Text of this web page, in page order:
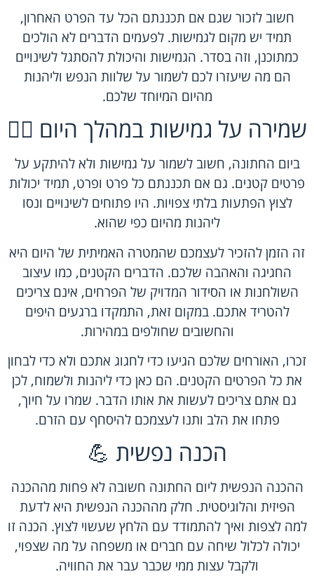
חשוב לזכור שגם אם תכננתם הכל עד הפרט האחרון,
תמיד יש מקום לגמישות. לפעמים הדברים לא הולכים
כמתוכנן, וזה בסדר. הגמישות והיכולת להסתגל לשינויים
הם מה שיעזרו לכם לשמור על שלוות הנפש וליהנות
מהיום המיוחד שלכם.
שמירה על גמישות במהלך היום 🤸‍♂️
ביום החתונה, חשוב לשמור על גמישות ולא להיתקע על
פרטים קטנים. גם אם תכננתם כל פרט ופרט, תמיד יכולות
לצוץ הפתעות בלתי צפויות. היו פתוחים לשינויים ונסו
ליהנות מהיום כפי שהוא.
זה הזמן להזכיר לעצמכם שהמטרה האמיתית של היום היא
החגיגה והאהבה שלכם. הדברים הקטנים, כמו עיצוב
השולחנות או הסידור המדויק של הפרחים, אינם צריכים
להטריד אתכם. במקום זאת, התמקדו ברגעים היפים
והחשובים שחולפים במהירות.
זכרו, האורחים שלכם הגיעו כדי לחגוג אתכם ולא כדי לבחון
את כל הפרטים הקטנים. הם כאן כדי ליהנות ולשמוח, לכן
גם אתם צריכים לעשות את אותו הדבר. שמרו על חיוך,
פתחו את הלב ותנו לעצמכם להיסחף עם הזרם.
הכנה נפשית 💪
ההכנה הנפשית ליום החתונה חשובה לא פחות מההכנה
הפיזית והלוגיסטית. חלק מההכנה הנפשית היא לדעת
למה לצפות ואיך להתמודד עם הלחץ שעשוי לצוץ. הכנה זו
יכולה לכלול שיחה עם חברים או משפחה על מה שצפוי,
ולקבל עצות ממי שכבר עבר את החוויה.